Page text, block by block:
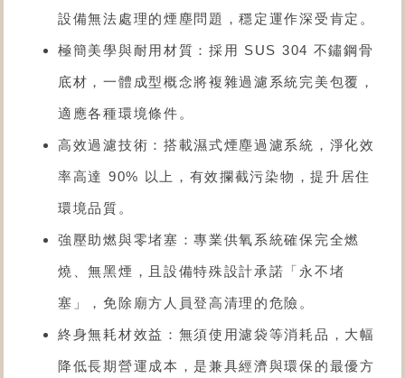
設備無法處理的煙塵問題，穩定運作深受肯定。
極簡美學與耐用材質：採用 SUS 304 不鏽鋼骨
底材，一體成型概念將複雜過濾系統完美包覆，
適應各種環境條件。
高效過濾技術：搭載濕式煙塵過濾系統，淨化效
率高達 90% 以上，有效攔截污染物，提升居住
環境品質。
強壓助燃與零堵塞：專業供氧系統確保完全燃
燒、無黑煙，且設備特殊設計承諾「永不堵
塞」，免除廟方人員登高清理的危險。
終身無耗材效益：無須使用濾袋等消耗品，大幅
降低長期營運成本，是兼具經濟與環保的最優方